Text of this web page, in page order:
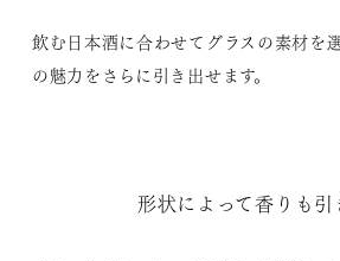
飲む日本酒に合わせてグラスの素材を
の魅力をさらに引き出せます。
形状によって香りも引